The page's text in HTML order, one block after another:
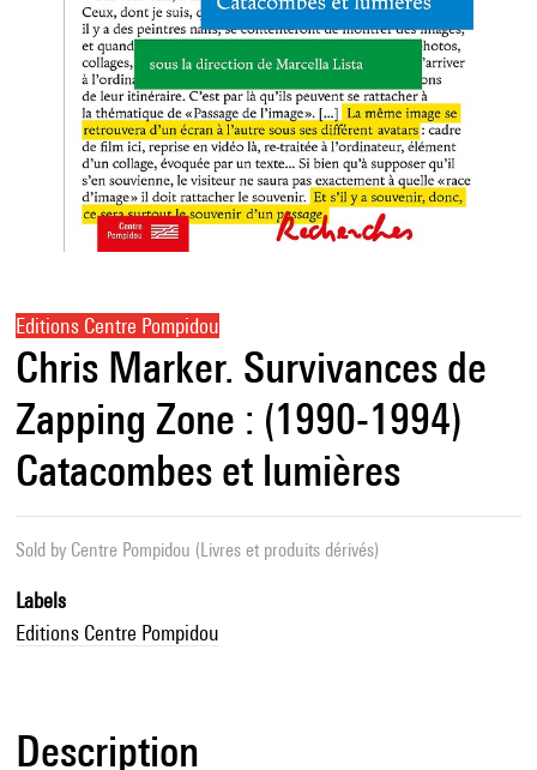
Editions Centre Pompidou
Chris Marker. Survivances de
Zapping Zone : (1990-1994)
Catacombes et lumières
Sold by Centre Pompidou (Livres et produits dérivés)
Labels
Editions Centre Pompidou
Description